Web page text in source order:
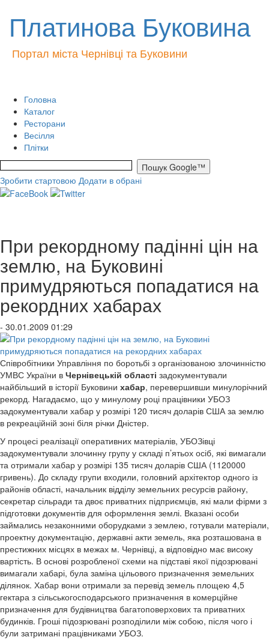
Платинова Буковина
Портал міста Чернівці та Буковини
Головна
Каталог
Ресторани
Весілля
Плітки
Зробити стартовою Додати в обрані
При рекордному падінні цін на
землю, на Буковині
примудряються попадатися на
рекордних хабарах
- 30.01.2009 01:29
Співробітники Управління по боротьбі з організованою злочинністю
УМВС України в Чернівецькій області задокументували
найбільший в історії Буковини хабар, перевершивши минулорічний
рекорд. Нагадаємо, що у минулому році працівники УБОЗ
задокументували хабар у розмірі 120 тисяч доларів США за землю
в рекреаційній зоні біля річки Дністер.
У процесі реалізації оперативних матеріалів, УБОЗівці
задокументували злочинну групу у складі п’ятьох осіб, які вимагали
та отримали хабар у розмірі 135 тисяч доларів США (1120000
гривень). До складу групи входили, головний архітектор одного із
районів області, начальник відділу земельних ресурсів району,
секретар сільради та двоє приватних підприємців, які мали фірми з
підготовки документів для оформлення землі. Вказані особи
займались незаконними оборудками з землею, готували матеріали,
проектну документацію, державні акти земель, яка розташована в
престижних місцях в межах м. Чернівці, а відповідно має високу
вартість. В основі розробленої схеми на підставі якої підозрювані
вимагали хабарі, була заміна цільового призначення земельних
ділянок. Хабар вони отримали за перевід земель площею 4,5
гектара з сільськогосподарського призначення в комерційне
призначення для будівництва багатоповерхових та приватних
будинків. Гроші підозрювані розподілили між собою, після чого і
були затримані працівниками УБОЗ.